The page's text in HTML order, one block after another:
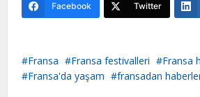
Facebook Twitter
Fransa Fransa festivalleri
Fransa
Fransa'da yaşam
fransadan